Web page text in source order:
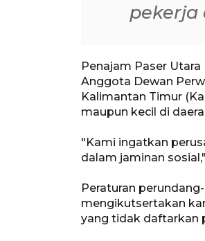
pekerja
Penajam Paser Utara
Anggota Dewan
Kalimantan Timur
maupun kecil di
"Kami ingatkan
dalam jaminan
Peraturan
mengikutsertakan
yang tidak daftarkan